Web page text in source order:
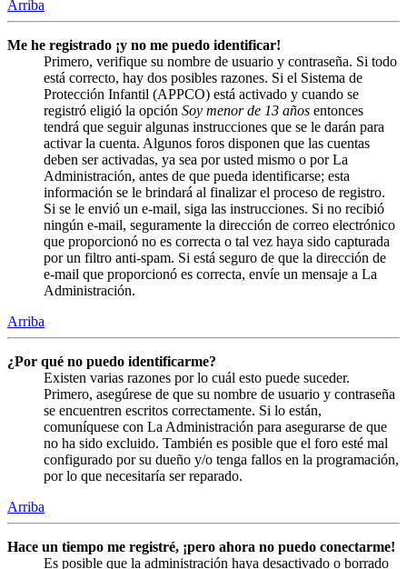
Arriba
Me he registrado ¡y no me puedo identificar!
Primero, verifique su nombre de usuario y contraseña. Si todo
está correcto, hay dos posibles razones. Si el Sistema de
Protección Infantil (APPCO) está activado y cuando se
registró eligió la opción Soy menor de 13 años entonces
tendrá que seguir algunas instrucciones que se le darán para
activar la cuenta. Algunos foros disponen que las cuentas
deben ser activadas, ya sea por usted mismo o por La
Administración, antes de que pueda identificarse; esta
información se le brindará al finalizar el proceso de registro.
Si se le envió un e-mail, siga las instrucciones. Si no recibió
ningún e-mail, seguramente la dirección de correo electrónico
que proporcionó no es correcta o tal vez haya sido capturada
por un filtro anti-spam. Si está seguro de que la dirección de
e-mail que proporcionó es correcta, envíe un mensaje a La
Administración.
Arriba
¿Por qué no puedo identificarme?
Existen varias razones por lo cuál esto puede suceder.
Primero, asegúrese de que su nombre de usuario y contraseña
se encuentren escritos correctamente. Si lo están,
comuníquese con La Administración para asegurarse de que
no ha sido excluido. También es posible que el foro esté mal
configurado por su dueño y/o tenga fallos en la programación,
por lo que necesitaría ser reparado.
Arriba
Hace un tiempo me registré, ¡pero ahora no puedo conectarme!
Es posible que la administración haya desactivado o borrado